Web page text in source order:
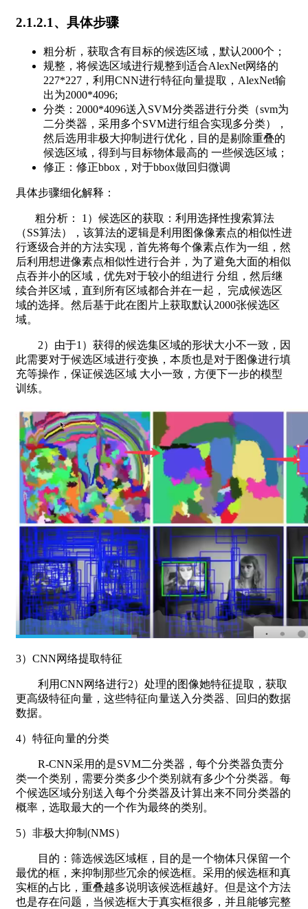
2.1.2.1、具体步骤
粗分析，获取含有目标的候选区域，默认2000个；
规整，将候选区域进行规整到适合AlexNet网络的
227*227，利用CNN进行特征向量提取，AlexNet输
出为2000*4096;
分类：2000*4096送入SVM分类器进行分类（svm为
二分类器，采用多个SVM进行组合实现多分类），
然后选用非极大抑制进行优化，目的是剔除重叠的
候选区域，得到与目标物体最高的 一些候选区域；
修正：修正bbox，对于bbox做回归微调
具体步骤细化解释：
粗分析： 1）候选区的获取：利用选择性搜索算法
（SS算法），该算法的逻辑是利用图像像素点的相似性进
行逐级合并的方法实现，首先将每个像素点作为一组，然
后利用想进像素点相似性进行合并，为了避免大面的相似
点吞并小的区域，优先对于较小的组进行 分组，然后继
续合并区域，直到所有区域都合并在一起， 完成候选区
域的选择。然后基于此在图片上获取默认2000张候选区
域。
2）由于1）获得的候选集区域的形状大小不一致，因
此需要对于候选区域进行变换，本质也是对于图像进行填
充等操作，保证候选区域 大小一致，方便下一步的模型
训练。
3）CNN网络提取特征
利用CNN网络进行2）处理的图像她特征提取，获取
更高级特征向量，这些特征向量送入分类器、回归的数据
数据。
4）特征向量的分类
R-CNN采用的是SVM二分类器，每个分类器负责分
类一个类别，需要分类多少个类别就有多少个分类器。每
个候选区域分别送入每个分类器及计算出来不同分类器的
概率，选取最大的一个作为最终的类别。
5）非极大抑制(NMS）
目的：筛选候选区域框，目的是一个物体只保留一个
最优的框，来抑制那些冗余的候选框。采用的候选框和真
实框的占比，重叠越多说明该候选框越好。但是这个方法
也是存在问题，当候选框大于真实框很多，并且能够完整